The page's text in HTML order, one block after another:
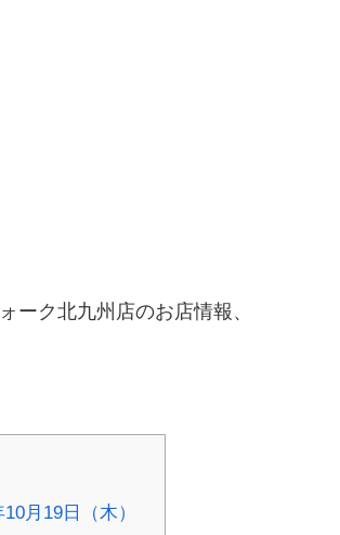
ーク北九州店のお店情報、
月19日（木）